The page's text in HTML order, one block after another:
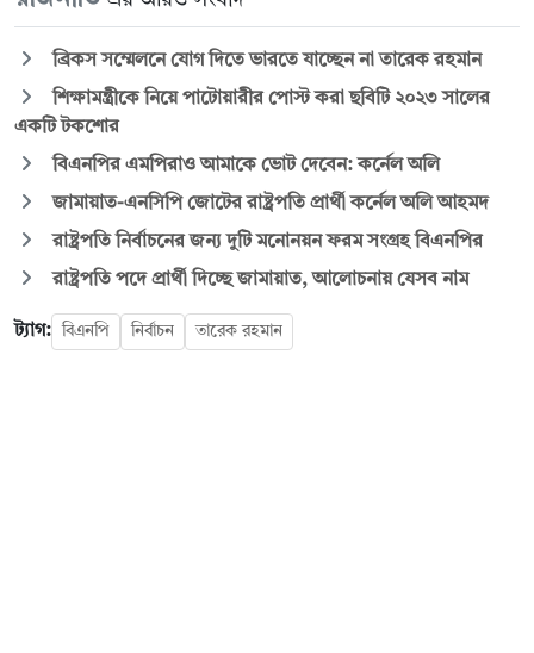
ব্রিকস সম্মেলনে যোগ দিতে ভারতে যাচ্ছেন না তারেক রহমান
শিক্ষামন্ত্রীকে নিয়ে পাটোয়ারীর পোস্ট করা ছবিটি ২০২৩ সালের
একটি টকশোর
বিএনপির এমপিরাও আমাকে ভোট দেবেন: কর্নেল অলি
জামায়াত-এনসিপি জোটের রাষ্ট্রপতি প্রার্থী কর্নেল অলি আহমদ
রাষ্ট্রপতি নির্বাচনের জন্য দুটি মনোনয়ন ফরম সংগ্রহ বিএনপির
রাষ্ট্রপতি পদে প্রার্থী দিচ্ছে জামায়াত, আলোচনায় যেসব নাম
ট্যাগ: বিএনপি নির্বাচন তারেক রহমান